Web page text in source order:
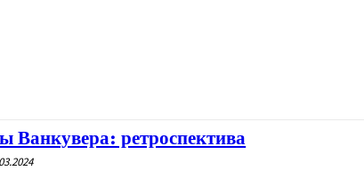
Ванкувера: ретроспектива